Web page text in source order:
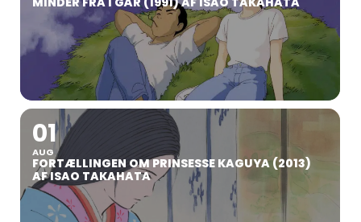
01
AUG
FORTÆLLINGEN OM PRINSESSE KAGUYA (2013)
AF ISAO TAKAHATA